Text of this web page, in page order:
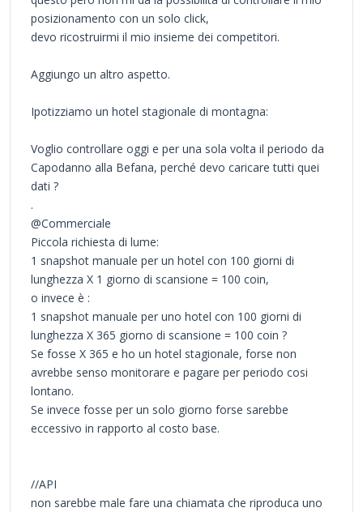
posizionamento con un solo click,
devo ricostruirmi il mio insieme dei competitori.
Aggiungo un altro aspetto.
Ipotizziamo un hotel stagionale di montagna:
Voglio controllare oggi e per una sola volta il periodo da
Capodanno alla Befana, perché devo caricare tutti quei
dati ?
.
@Commerciale
Piccola richiesta di lume:
1 snapshot manuale per un hotel con 100 giorni di
lunghezza X 1 giorno di scansione = 100 coin,
o invece è :
1 snapshot manuale per uno hotel con 100 giorni di
lunghezza X 365 giorno di scansione = 100 coin ?
Se fosse X 365 e ho un hotel stagionale, forse non
avrebbe senso monitorare e pagare per periodo cosi
lontano.
Se invece fosse per un solo giorno forse sarebbe
eccessivo in rapporto al costo base.
//API
non sarebbe male fare una chiamata che riproduca uno